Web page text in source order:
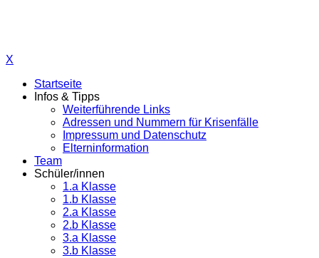
X
Startseite
Infos & Tipps
Weiterführende Links
Adressen und Nummern für Krisenfälle
Impressum und Datenschutz
Elterninformation
Team
Schüler/innen
1.a Klasse
1.b Klasse
2.a Klasse
2.b Klasse
3.a Klasse
3.b Klasse